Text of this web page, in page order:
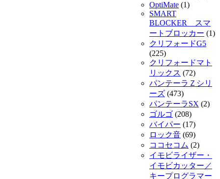
OptiMate (1)
SMART
BLOCKER スマ
ートブロッカー (1)
クリフォードG5
(225)
クリフォードマト
リックス (72)
パンテーラＺシリ
ーズ (473)
パンテーラSX (2)
ゴルゴ (208)
バイパー (17)
ロック音 (69)
ココセコム (2)
イモビライザー・
イモビカッター／
キープログラマー